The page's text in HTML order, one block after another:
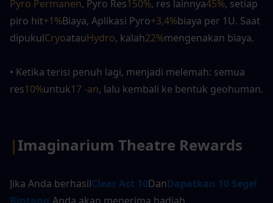
Pyro Permanen, Pyro Res150%, res lainnya45%, setiap
piro hit+1%Biaya, Aplikasi Pyro+3,4%biaya per 1U. Saat
dipukulCryoatauHydro, kalah22%mengenakan biaya.
• Ketika terisi penuh lagi, menjadi melemah: semua
res10%untuk17 -an, lalu kembali ke bentuk geohuman.
|Imaginarium Theatre Rewards
Jika Anda berhasilClear Act 10DanDapatkan 10 Segel